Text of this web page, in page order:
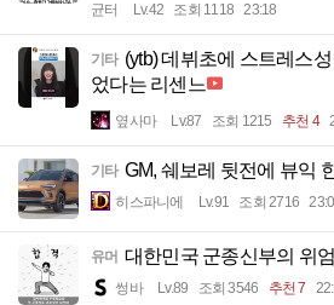
균터 Lv.42 조회 1118 23:18
기타 (ytb) 데뷔초에 스트레스
었다는 리센느
옆사마 Lv.87 조회 1215 추천 4
기타 GM, 쉐보레 뒷전에 뷰익
히스파니에 Lv.91 조회 2716
유머 대한민국 군종신부의 위엄
썽바 Lv.89 조회 3546 추천 7